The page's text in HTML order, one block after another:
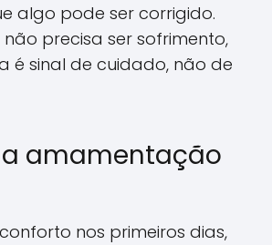
algo pode ser corrigido.
precisa ser sofrimento,
é sinal de cuidado, não de
a amamentação
nos primeiros dias,